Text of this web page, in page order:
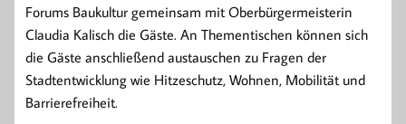
Forums Baukultur gemeinsam mit Oberbürgermeisterin
Claudia Kalisch die Gäste. An Thementischen können sich
die Gäste anschließend austauschen zu Fragen der
Stadtentwicklung wie Hitzeschutz, Wohnen, Mobilität und
Barrierefreiheit.